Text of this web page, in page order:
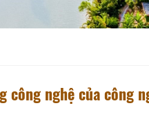
công nghệ của công